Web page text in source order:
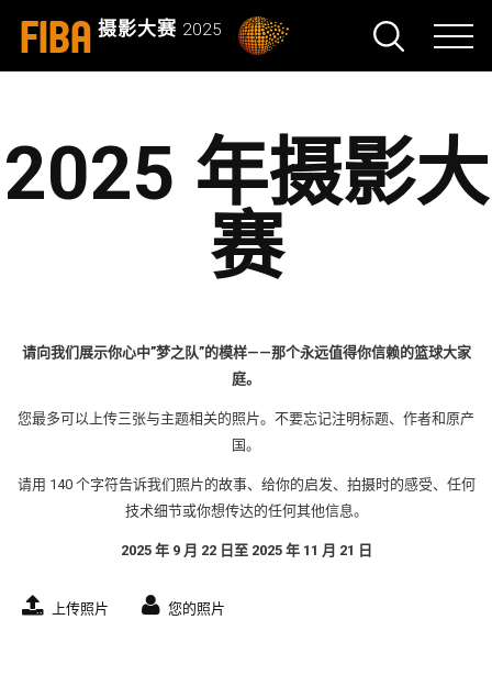
FIBA 摄影大赛2025
2025 年摄影大
赛
请向我们展示你心中”梦之队”的模样——那个永远值得你信赖的篮球大家
庭。
您最多可以上传三张与主题相关的照片。不要忘记注明标题、作者和原产
国。
请用 140 个字符告诉我们照片的故事、给你的启发、拍摄时的感受、任何
技术细节或你想传达的任何其他信息。
2025 年 9 月 22 日至 2025 年 11 月 21 日
上传照片 您的照片